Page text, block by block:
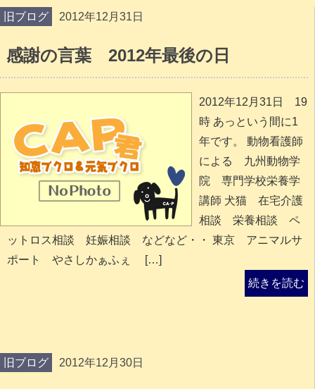
旧ブログ 2012年12月31日
感謝の言葉 2012年最後の日
2012年12月31日 19
時 あっという間に1
年です。 動物看護師
による 九州動物学
院 専門学校栄養学
講師 犬猫 在宅介護
相談 栄養相談 ペ
ットロス相談 妊娠相談 などなど・・ 東京 アニマルサ
ポート やさしかぁふぇ […]
続きを読む
旧ブログ 2012年12月30日